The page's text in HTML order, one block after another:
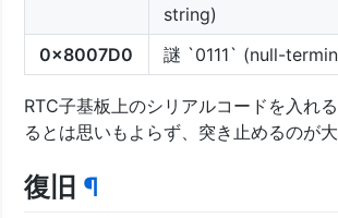
string)
0x8007D0
謎 `0111` (null-
RTC子基板上のシリアルコードを入れ
るとは思いもよらず、突き止めるのが大
復旧 ¶